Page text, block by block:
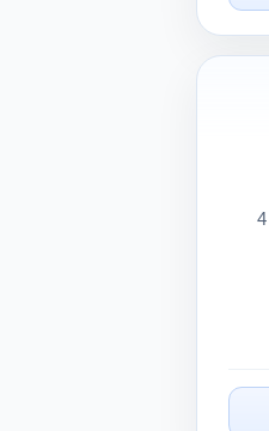
مطلوب أفراد أمن – كمبوند سكني مكان العمل: التجمع الخامس الراتب:• 8,200 جنيه (26 يوم عمل + 4